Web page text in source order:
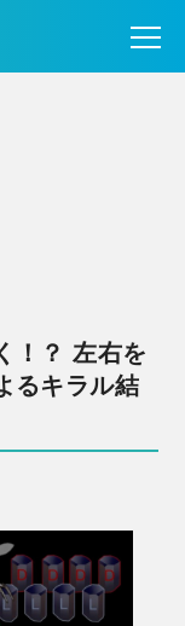
！？ 左右を
るキラル結